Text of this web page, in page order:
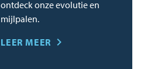
ontdeck onze evolutie en
mijlpalen.
LEER MEER